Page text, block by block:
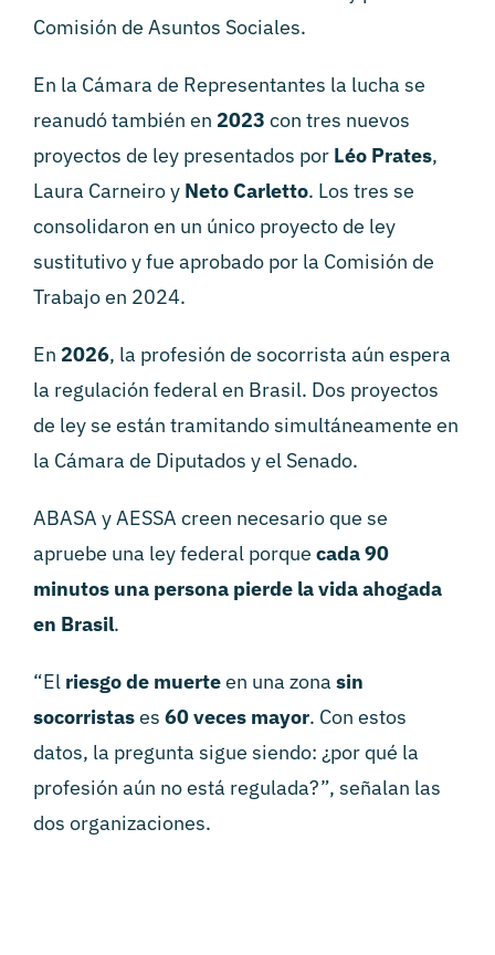
Comisión de Asuntos Sociales.
En la Cámara de Representantes la lucha se
reanudó también en 2023 con tres nuevos
proyectos de ley presentados por Léo Prates,
Laura Carneiro y Neto Carletto. Los tres se
consolidaron en un único proyecto de ley
sustitutivo y fue aprobado por la Comisión de
Trabajo en 2024.
En 2026, la profesión de socorrista aún espera
la regulación federal en Brasil. Dos proyectos
de ley se están tramitando simultáneamente en
la Cámara de Diputados y el Senado.
ABASA y AESSA creen necesario que se
apruebe una ley federal porque cada 90
minutos una persona pierde la vida ahogada
en Brasil.
“El riesgo de muerteen una zona sin
socorristases 60 veces mayor. Con estos
datos, la pregunta sigue siendo: ¿por qué la
profesión aún no está regulada?”, señalan las
dos organizaciones.